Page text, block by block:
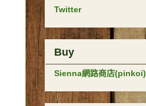
Twitter
Buy
Sienna網路商店(pinkoi)